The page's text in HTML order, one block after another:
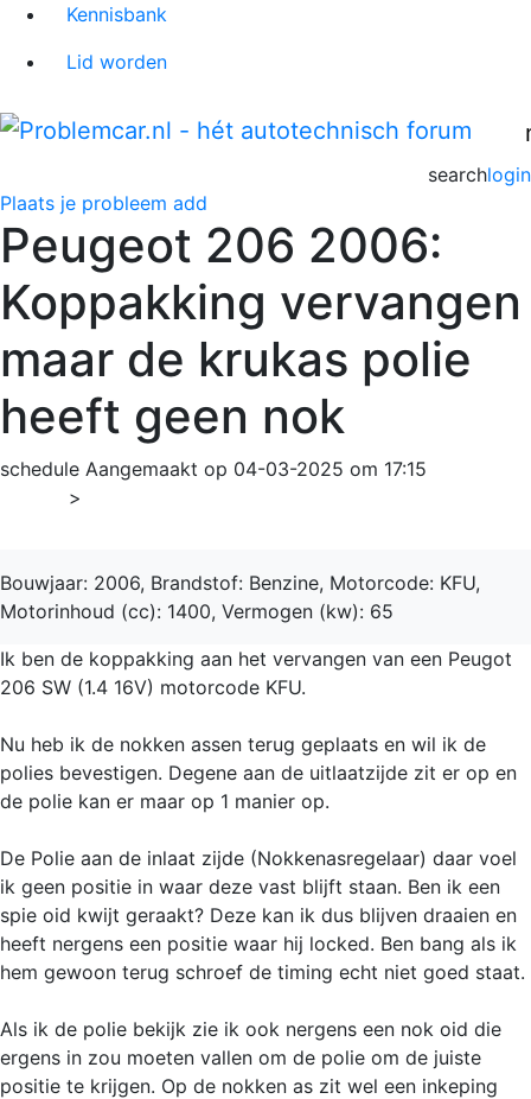
Kennisbank
Lid worden
login
search
Plaats je probleem add
Peugeot 206 2006:
Koppakking vervangen
maar de krukas polie
heeft geen nok
schedule Aangemaakt op 04-03-2025 om 17:15
>
Bouwjaar: 2006, Brandstof: Benzine, Motorcode: KFU,
Motorinhoud (cc): 1400, Vermogen (kw): 65
Ik ben de koppakking aan het vervangen van een Peugot
206 SW (1.4 16V) motorcode KFU.
Nu heb ik de nokken assen terug geplaats en wil ik de
polies bevestigen. Degene aan de uitlaatzijde zit er op en
de polie kan er maar op 1 manier op.
De Polie aan de inlaat zijde (Nokkenasregelaar) daar voel
ik geen positie in waar deze vast blijft staan. Ben ik een
spie oid kwijt geraakt? Deze kan ik dus blijven draaien en
heeft nergens een positie waar hij locked. Ben bang als ik
hem gewoon terug schroef de timing echt niet goed staat.
Als ik de polie bekijk zie ik ook nergens een nok oid die
ergens in zou moeten vallen om de polie om de juiste
positie te krijgen. Op de nokken as zit wel een inkeping